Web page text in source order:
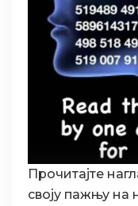
Прочитајте
своју пажњу на